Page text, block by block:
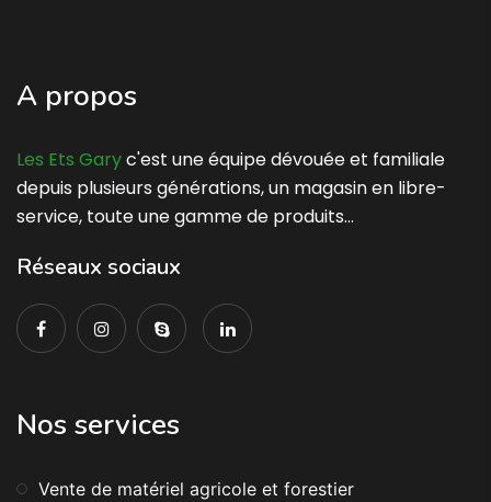
A propos
Les Ets Garyc'est une équipe dévouée et familiale
depuis plusieurs générations, un magasin en libre-
service, toute une gamme de produits…
Réseaux sociaux
Nos services
Vente de matériel agricole et forestier